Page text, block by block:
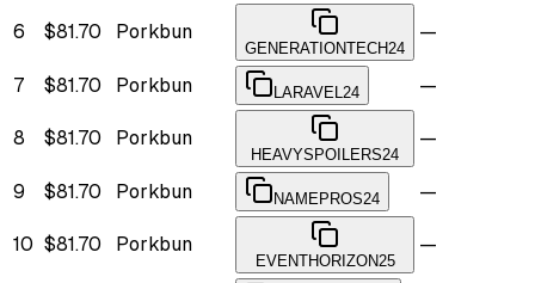
6
$81.70 Porkbun
GENERATIONTECH24
—
7 $81.70 Porkbun LARAVEL24 —
8 $81.70 Porkbun
HEAVYSPOILERS24
—
9 $81.70 Porkbun NAMEPROS24 —
10 $81.70 Porkbun
EVENTHORIZON25
—